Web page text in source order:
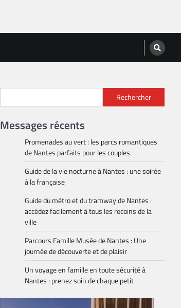
Rechercher
Messages récents
Promenades au vert : les parcs romantiques
de Nantes parfaits pour les couples
Guide de la vie nocturne à Nantes : une soirée
à la française
Guide du métro et du tramway de Nantes :
accédez facilement à tous les recoins de la
ville
Parcours Famille Musée de Nantes : Une
journée de découverte et de plaisir
Un voyage en famille en toute sécurité à
Nantes : prenez soin de chaque petit